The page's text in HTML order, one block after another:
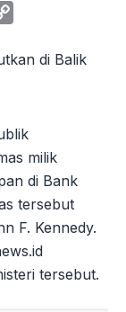
milik
di Bank
tersebut
F. Kennedy.
tersebut.